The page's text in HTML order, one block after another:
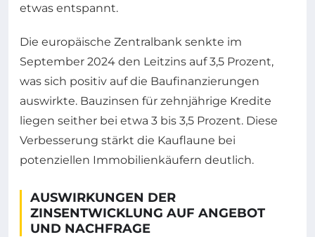
etwas entspannt.
Die europäische Zentralbank senkte im
September 2024 den Leitzins auf 3,5 Prozent,
was sich positiv auf die Baufinanzierungen
auswirkte. Bauzinsen für zehnjährige Kredite
liegen seither bei etwa 3 bis 3,5 Prozent. Diese
Verbesserung stärkt die Kauflaune bei
potenziellen Immobilienkäufern deutlich.
AUSWIRKUNGEN DER
ZINSENTWICKLUNG AUF ANGEBOT
UND NACHFRAGE